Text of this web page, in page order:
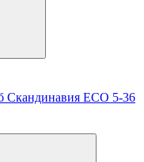
Скандинавия ЕСО 5-36